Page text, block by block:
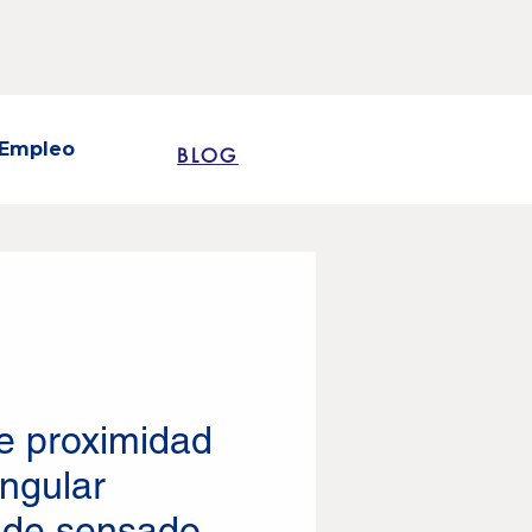
proximidad
Empleo BLOG